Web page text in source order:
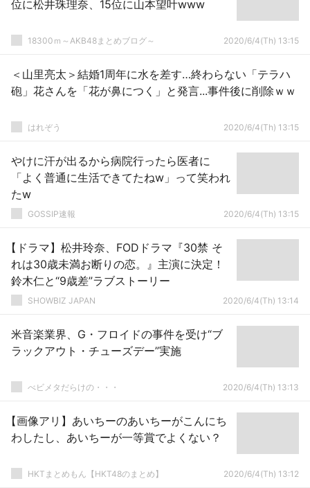
位に松井珠理奈、15位に山本望叶www
18300ｍ～AKB48まとめブログ～ 2020/6/4(Th) 13:15
＜山里亮太＞結婚1周年に水を差す…終わらない「テラハ
砲」花さんを「花が鼻につく」と発言...事件後に削除ｗｗ
はれぞう 2020/6/4(Th) 13:15
やけに汗が出るから病院行ったら医者に
「よく普通に生活できてたねw」って笑われ
たw
GOSSIP速報 2020/6/4(Th) 13:15
【ドラマ】松井玲奈、FODドラマ『30禁 そ
れは30歳未満お断りの恋。』主演に決定！
鈴木仁と“9歳差”ラブストーリー
SHOWBIZ JAPAN 2020/6/4(Th) 13:14
米音楽業界、G・フロイドの事件を受け“ブ
ラックアウト・チューズデー”実施
べビメタだらけの・・・ 2020/6/4(Th) 13:13
【画像アリ】あいちーのあいちーがこんにち
わしたし、あいちーが一等賞でよくない？
HKTまとめもん【HKT48のまとめ】 2020/6/4(Th) 13:12